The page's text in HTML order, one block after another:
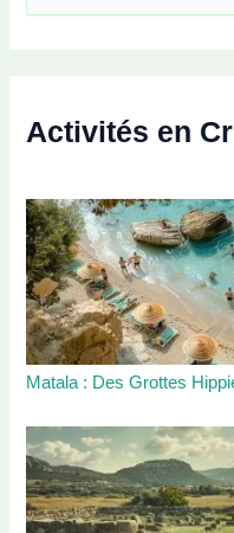
c
h
:
Activités en
Matala : Des Grottes